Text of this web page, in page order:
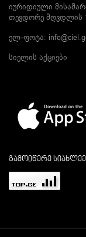
იურიდიული
თევდორე მღვდლის
ელ-ფოტა:
სიელის აქციები
გამოიწერე